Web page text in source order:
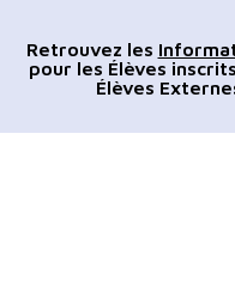
principal
Retrouvez les
pour les Élèves
Élèves